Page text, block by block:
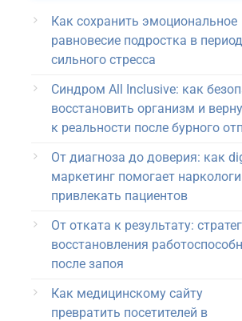
Как сохранить эмоциональное
равновесие подростка в период
сильного стресса
Синдром All Inclusive: как
восстановить организм и
к реальности после бурного
От диагноза до доверия: как
маркетинг помогает
привлекать пациентов
От отката к результату:
восстановления
после запоя
Как медицинскому сайту
превратить посетителей в